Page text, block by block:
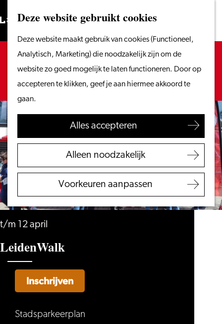
Deze website gebruikt cookies
Deze website maakt gebruik van cookies (Functioneel,
Analytisch, Marketing) die noodzakelijk zijn om de
website zo goed mogelijk te laten functioneren. Door op
accepteren te klikken, geef je aan hiermee akkoord te
gaan.
Alles accepteren
Alleen noodzakelijk
Voorkeuren aanpassen
Ga
naar
homepage
Menu
ZoekenVanaf het water
wandelen
Winkelen
Eten & drinken
Met kinderen
VVV Leiden
Bereikbaarheid
Regio Leiden
Zoeken
Sorry, deze activiteit is niet meer beschikbaar.
Bekijk hetactuele aanbodvoor de beschikbare
opties.
t/m 12 april
LeidenWalk
Stadsparkeerplan
Inschrijven